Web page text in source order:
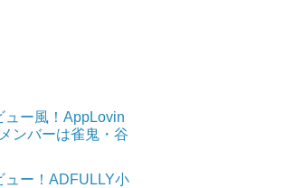
ュー風！AppLovin
ンバーは雀鬼・谷
ュー！ADFULLY小